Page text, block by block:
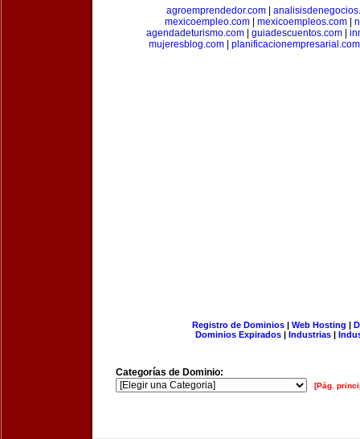
agroemprendedor.com
mexicoempleo.com
mexicoempleos.com
agendadeturismo.com
guiadescuentos.com
mujeresblog.com
planificacionempresarial.com
Registro de Dominios| Web Hosting |
Dominios Expirados | Industrias |
Categorías de Dominio:
[Pág.